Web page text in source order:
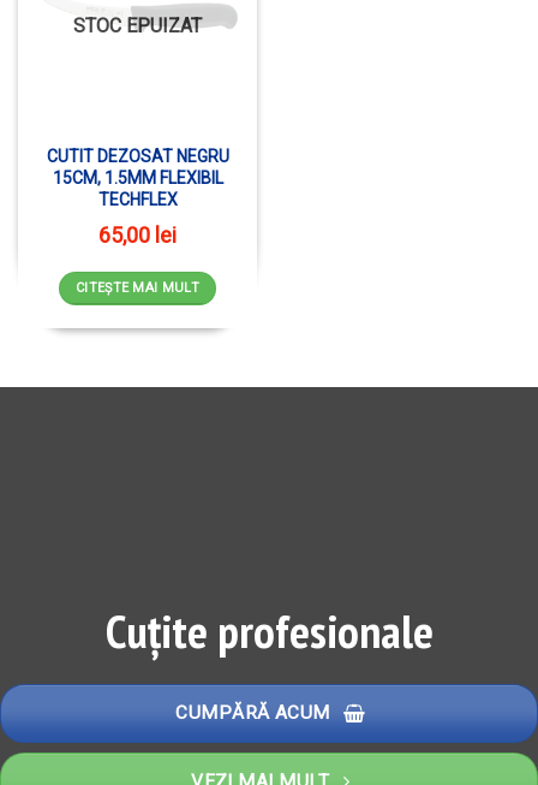
STOC EPUIZAT
CUTIT DEZOSAT NEGRU
15CM, 1.5MM FLEXIBIL
TECHFLEX
65,00 lei
CITEȘTE MAI MULT
Cuțite profesionale
CUMPĂRĂ ACUM